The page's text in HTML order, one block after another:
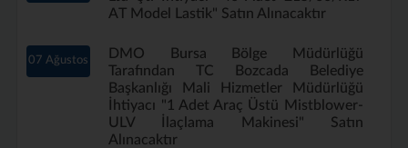
AT Model Lastik" Satın Alınacaktır
07 Ağustos
DMO Bursa Bölge Müdürlüğü
Tarafından TC Bozcada Belediye
Başkanlığı Mali Hizmetler Müdürlüğü
İhtiyacı "1 Adet Araç Üstü Mistblower-
ULV İlaçlama Makinesi" Satın
Alınacaktır